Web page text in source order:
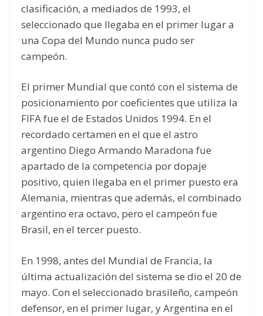
clasificación, a mediados de 1993, el
seleccionado que llegaba en el primer lugar a
una Copa del Mundo nunca pudo ser
campeón.
El primer Mundial que contó con el sistema de
posicionamiento por coeficientes que utiliza la
FIFA fue el de Estados Unidos 1994. En el
recordado certamen en el que el astro
argentino Diego Armando Maradona fue
apartado de la competencia por dopaje
positivo, quien llegaba en el primer puesto era
Alemania, mientras que además, el combinado
argentino era octavo, pero el campeón fue
Brasil, en el tercer puesto.
En 1998, antes del Mundial de Francia, la
última actualización del sistema se dio el 20 de
mayo. Con el seleccionado brasileño, campeón
defensor, en el primer lugar, y Argentina en el